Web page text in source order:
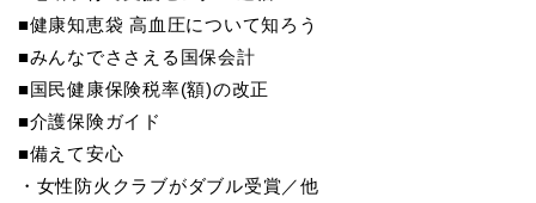
■健康知恵袋 高血圧について知ろう
■みんなでささえる国保会計
■国民健康保険税率(額)の改正
■介護保険ガイド
■備えて安心
・女性防火クラブがダブル受賞／他